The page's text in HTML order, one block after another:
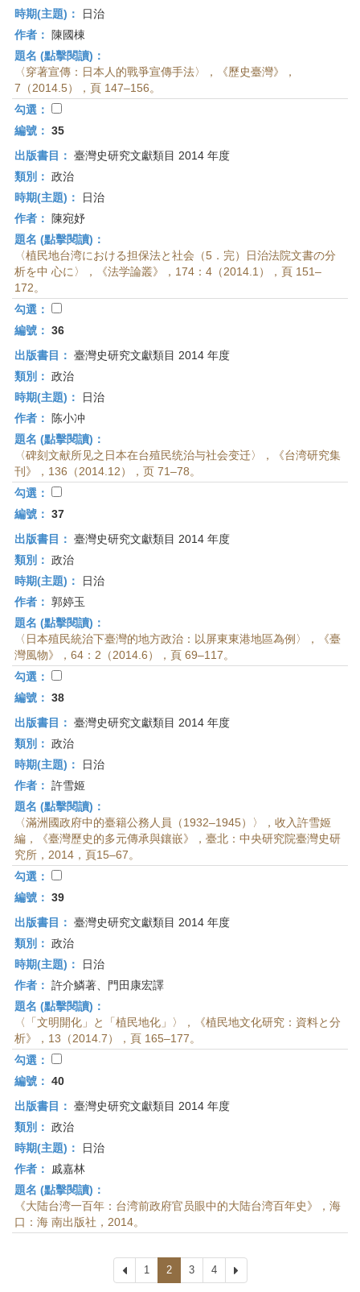
時期(主題)：
日治
作者：
陳國棟
題名 (點擊閱讀)：
〈穿著宣傳：日本人的戰爭宣傳手法〉，《歷史臺灣》，
7（2014.5），頁 147–156。
勾選：
編號： 35
出版書目： 臺灣史研究文獻類目 2014 年度
類別： 政治
時期(主題)：
日治
作者：
陳宛妤
題名 (點擊閱讀)：
〈植民地台湾における担保法と社会（5．完）日治法院文書の分
析を中 心に〉，《法学論叢》，174：4（2014.1），頁 151–
172。
勾選：
編號： 36
出版書目： 臺灣史研究文獻類目 2014 年度
類別： 政治
時期(主題)：
日治
作者：
陈小冲
題名 (點擊閱讀)：
〈碑刻文献所见之日本在台殖民统治与社会变迁〉，《台湾研究集
刊》，136（2014.12），页 71–78。
勾選：
編號： 37
出版書目： 臺灣史研究文獻類目 2014 年度
類別： 政治
時期(主題)：
日治
作者： 郭婷玉
題名 (點擊閱讀)：
〈日本殖民統治下臺灣的地方政治：以屏東東港地區為例〉，《臺
灣風物》，64：2（2014.6），頁 69–117。
勾選：
編號： 38
出版書目： 臺灣史研究文獻類目 2014 年度
類別： 政治
時期(主題)：
日治
作者： 許雪姬
題名 (點擊閱讀)：
〈滿洲國政府中的臺籍公務人員（1932–1945）〉，收入許雪姬
編，《臺灣歷史的多元傳承與鑲嵌》，臺北：中央研究院臺灣史研
究所，2014，頁15–67。
勾選：
編號： 39
出版書目： 臺灣史研究文獻類目 2014 年度
類別： 政治
時期(主題)：
日治
作者： 許介鱗著、門田康宏譯
題名 (點擊閱讀)：
〈「文明開化」と「植民地化」〉，《植民地文化研究：資料と分
析》，13（2014.7），頁 165–177。
勾選：
編號： 40
出版書目： 臺灣史研究文獻類目 2014 年度
類別： 政治
時期(主題)：
日治
作者：
戚嘉林
題名 (點擊閱讀)：
《大陆台湾一百年：台湾前政府官员眼中的大陆台湾百年史》，海
口：海 南出版社，2014。
上
一
1 2 3 4
下
一